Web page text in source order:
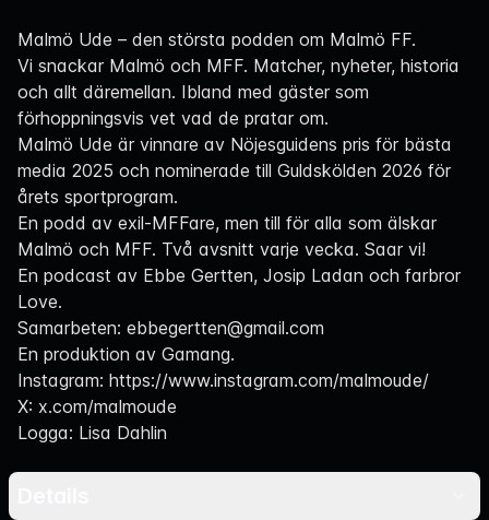
Navigation
Malmö Ude – den största podden om Malmö FF.
Vi snackar Malmö och MFF. Matcher, nyheter, historia
och allt däremellan. Ibland med gäster som
förhoppningsvis vet vad de pratar om.
Malmö Ude är vinnare av Nöjesguidens pris för bästa
media 2025 och nominerade till Guldskölden 2026 för
årets sportprogram.
En podd av exil-MFFare, men till för alla som älskar
Malmö och MFF. Två avsnitt varje vecka. Saar vi!
En podcast av Ebbe Gertten, Josip Ladan och farbror
Love.
Samarbeten: ebbegertten@gmail.com
En produktion av Gamang.
Instagram: https://www.instagram.com/malmoude/
X: x.com/malmoude
Logga: Lisa Dahlin